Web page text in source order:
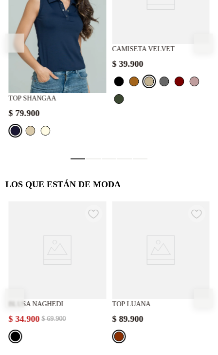
TOP SHANGAA
$ 79.900
CAMISETA VELVET
$ 39.900
LOS QUE ESTÁN DE MODA
BLUSA NAGHEDI
$ 69.900
$ 34.900
TOP LUANA
$ 89.900